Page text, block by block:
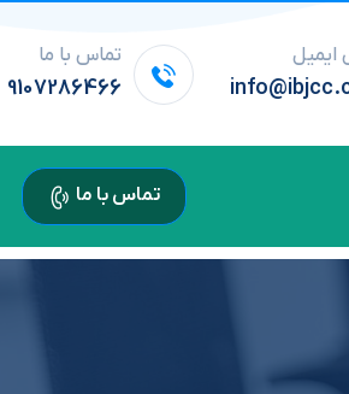
ایمیل تماس با ما
9107286466
تماس با ما